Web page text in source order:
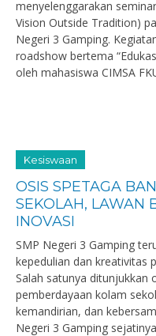
menyelenggarakan
Vision Outside Tradition)
Negeri 3 Gamping.
roadshow bertema
oleh mahasiswa CIMSA
Kesiswaan
OSIS SPETAGA
SEKOLAH, LAWAN
INOVASI
SMP Negeri 3 Gamping
kepedulian dan kreativitas
Salah satunya ditunjukkan
pemberdayaan kolam
kemandirian, dan
Negeri 3 Gamping